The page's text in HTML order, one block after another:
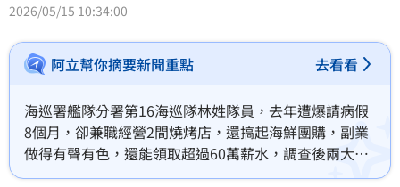
2026/05/15 10:34:00
阿立幫你摘要新聞重點 去看看
海巡署艦隊分署第16海巡隊林姓隊員，去年遭爆請病假
8個月，卻兼職經營2間燒烤店，還搞起海鮮團購，副業
做得有聲有色，還能領取超過60萬薪水，調查後兩大過
免職並移送懲戒法院。日前判決出爐，林男休職1年6個